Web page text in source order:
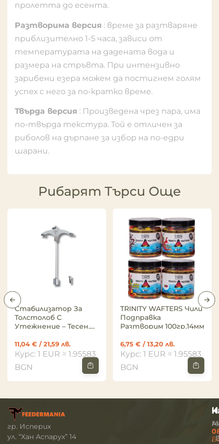
пролетта до есента.
Разтворима версия : време за разтваряне
приблизително 1-5 часа, зависи от
температурата на дадената вода и
размера на стръвта. При интензивно
зарибени езера можем да постигнем голям
успех с него за по-кратко време.
Твърда версия : Произведена чрез пара, има
по-твърда текстура. Той е отличен за
риболов на дърпане за избор на по-едри
шарани.
Рибарят Търси Още
Стабилизатор За
Толстолоб С
Утежнение – Тесен,
11,04 € / 21,59 лв.
Курс: 1 EUR = 1.95583
BGN
TRINITY WAFTERS Чили
Подправка
Разтворим 100гр.14мм
6,75 € / 13,20 лв.
Курс: 1 EUR = 1.95583
BGN
гр. Исперих
ул. “Хан Аспарух” 14